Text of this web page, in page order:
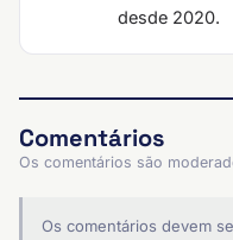
desde 2020.
Comentários
Os comentários são
Os comentários devem